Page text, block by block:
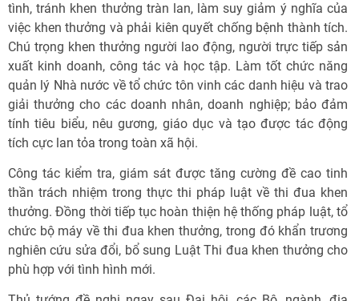
tình, tránh khen thưởng tràn lan, làm suy giảm ý nghĩa của
việc khen thưởng và phải kiên quyết chống bệnh thành tích.
Chú trọng khen thưởng người lao động, người trực tiếp sản
xuất kinh doanh, công tác và học tập. Làm tốt chức năng
quản lý Nhà nước về tổ chức tôn vinh các danh hiệu và trao
giải thưởng cho các doanh nhân, doanh nghiệp; bảo đảm
tính tiêu biểu, nêu gương, giáo dục và tạo được tác động
tích cực lan tỏa trong toàn xã hội.
Công tác kiểm tra, giám sát được tăng cường đề cao tinh
thần trách nhiệm trong thực thi pháp luật về thi đua khen
thưởng. Đồng thời tiếp tục hoàn thiện hệ thống pháp luật, tổ
chức bộ máy về thi đua khen thưởng, trong đó khẩn trương
nghiên cứu sửa đổi, bổ sung Luật Thi đua khen thưởng cho
phù hợp với tình hình mới.